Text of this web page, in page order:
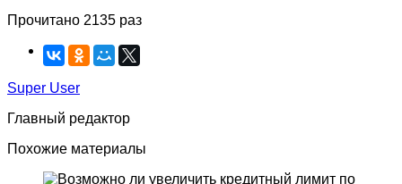
Прочитано 2135 раз
Super User
Главный редактор
Похожие материалы